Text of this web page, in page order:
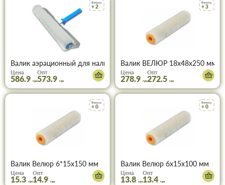
Бонусы
+ 2
Валик аэрационный для наливного пола 400 х72мм ФАВОРИТ
Цена
586.9 грн
Опт
573.9 грн
Бонусы
+ 3
Валик ВЕЛЮР 18х48х250 мм
Цена
278.9 грн
Опт
272.5 грн
Бонусы
+ 0
Валик Велюр 6*15х150 мм
Цена
15.3 грн
Опт
14.9 грн
Бонусы
+ 0
Валик Велюр 6х15х100 мм
Цена
13.8 грн
Опт
13.4 грн